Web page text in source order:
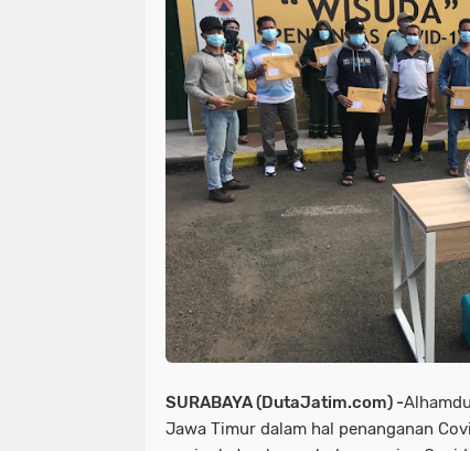
SURABAYA (DutaJatim.com) -
Jawa Timur dalam hal penanganan